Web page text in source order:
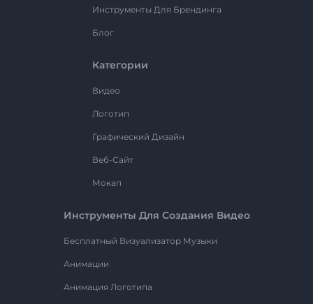
Инструменты Для Брендинга
Блог
Категории
Видео
Логотип
Графический Дизайн
Веб-Сайт
Мокап
Инструменты Для Создания Видео
Бесплатный Визуализатор Музыки
Анимации
Анимация Логотипа